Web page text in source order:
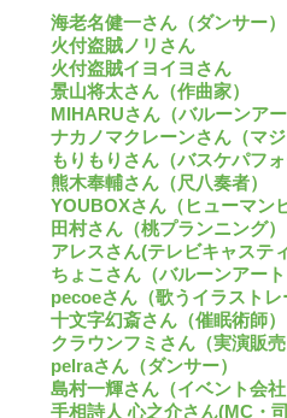
海老名健一さん（ダンサー）
火付盗賊ノリさん
火付盗賊イヨイヨさん
景山将太さん（作曲家）
MIHARUさん（バルーンアー
ナカノマクレーンさん（マジ
もりもりさん（バスケパフォ
熊木奉輔さん（尺八奏者）
YOUBOXさん（ヒューマン
田村さん（桃プランニング）
アレスさん(テレビキャステ
ちょこさん（バルーンアート
pecoeさん（歌うイラストレ
十文字幻斎さん（催眠術師）
クラウンフミさん（実演販売
pelraさん（ダンサー）
島村一輝さん（イベント会社
手相詩人 心之介さん(MC・